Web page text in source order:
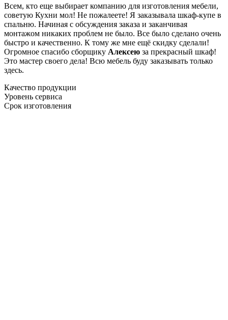
Всем, кто еще выбирает компанию для изготовления мебели,
советую Кухни мол! Не пожалеете! Я заказывала шкаф-купе в
спальню. Начиная с обсуждения заказа и заканчивая
монтажом никаких проблем не было. Все было сделано очень
быстро и качественно. К тому же мне ещё скидку сделали!
Огромное спасибо сборщику Алексею за прекрасный шкаф!
Это мастер своего дела! Всю мебель буду заказывать только
здесь.
Качество продукции
Уровень сервиса
Срок изготовления